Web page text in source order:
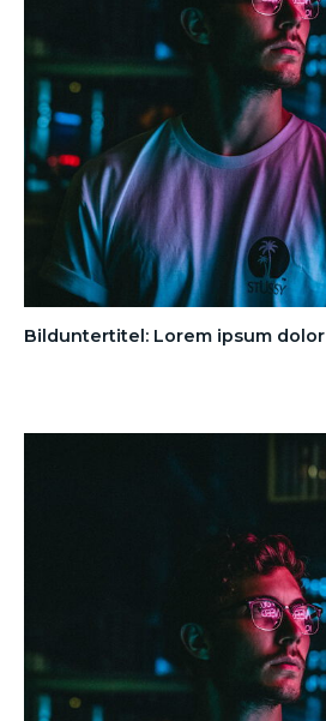
Bilduntertitel: Lorem ipsum dolor